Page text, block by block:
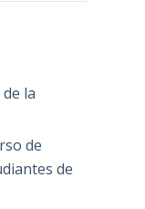
la
de
de